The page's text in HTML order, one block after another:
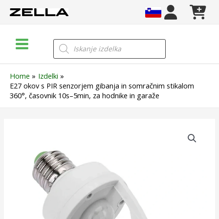
Menu
Products
search
Home
Izdelki
E27 okov s PIR senzorjem gibanja in somračnim stikalom
360°, časovnik 10s–5min, za hodnike in garaže
senzorjem
somračnim